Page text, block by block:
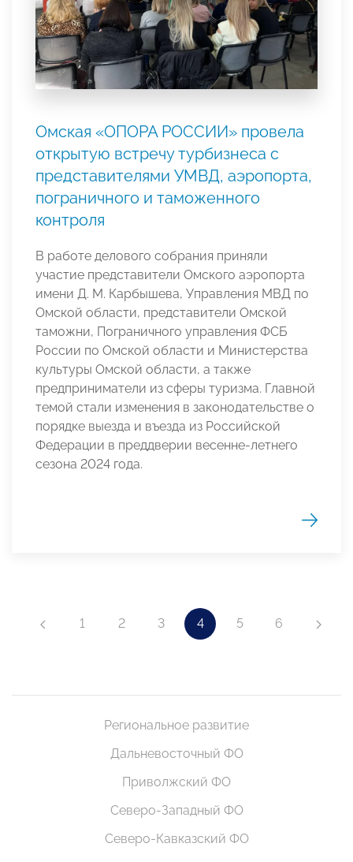
Омская «ОПОРА РОССИИ» провела
открытую встречу турбизнеса с
представителями УМВД, аэропорта,
пограничного и таможенного
контроля
В работе делового собрания приняли
участие представители Омского аэропорта
имени Д. М. Карбышева, Управления МВД по
Омской области, представители Омской
таможни, Пограничного управления ФСБ
России по Омской области и Министерства
культуры Омской области, а также
предприниматели из сферы туризма. Главной
темой стали изменения в законодательстве о
порядке выезда и въезда из Российской
Федерации в преддверии весенне-летнего
сезона 2024 года.
1 2 3 4 5 6
Региональное развитие
Дальневосточный ФО
Приволжский ФО
Северо-Западный ФО
Северо-Кавказский ФО